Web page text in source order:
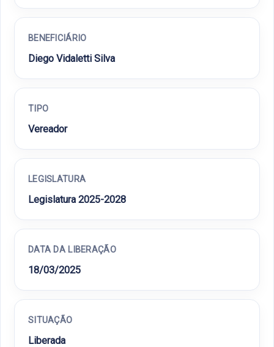
BENEFICIÁRIO
Diego Vidaletti Silva
TIPO
Vereador
LEGISLATURA
Legislatura 2025-2028
DATA DA LIBERAÇÃO
18/03/2025
SITUAÇÃO
Liberada